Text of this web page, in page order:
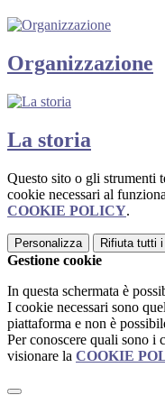
Organizzazione
La storia
Questo sito o gli strumenti
cookie necessari al
COOKIE POLICY.
Personalizza Rifiuta tutti i
Gestione cookie
In questa schermata è
I cookie necessari sono
piattaforma e non è
Per conoscere quali sono i
visionare la COOKIE